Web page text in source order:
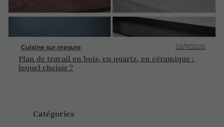
Catégories
Cuisine sur mesure 03/11/2025
Plan de travail en bois, en quartz, en céramique :
lequel choisir ?